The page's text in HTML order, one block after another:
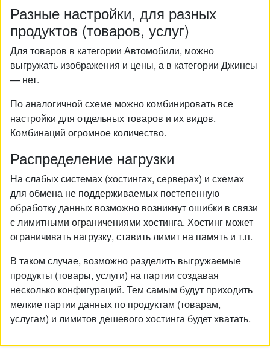
Разные настройки, для разных
продуктов (товаров, услуг)
Для товаров в категории Автомобили, можно
выгружать изображения и цены, а в категории Джинсы
— нет.
По аналогичной схеме можно комбинировать все
настройки для отдельных товаров и их видов.
Комбинаций огромное количество.
Распределение нагрузки
На слабых системах (хостингах, серверах) и схемах
для обмена не поддерживаемых постепенную
обработку данных возможно возникнут ошибки в связи
с лимитными ограничениями хостинга. Хостинг может
ограничивать нагрузку, ставить лимит на память и т.п.
В таком случае, возможно разделить выгружаемые
продукты (товары, услуги) на партии создавая
несколько конфигураций. Тем самым будут приходить
мелкие партии данных по продуктам (товарам,
услугам) и лимитов дешевого хостинга будет хватать.